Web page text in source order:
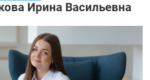
Ирина Васильевна